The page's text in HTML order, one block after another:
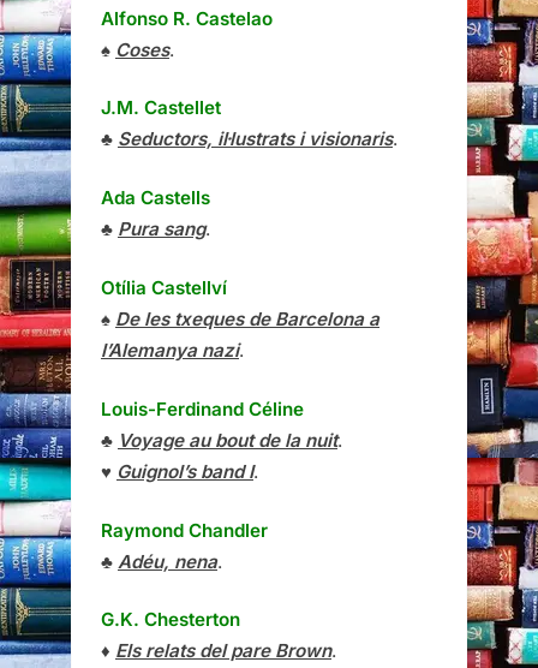
Alfonso R. Castelao
♠ Coses.
J.M. Castellet
♣ Seductors, il·lustrats i visionaris.
Ada Castells
♣ Pura sang.
Otília Castellví
♠ De les txeques de Barcelona a
l’Alemanya nazi.
Louis-Ferdinand Céline
♣ Voyage au bout de la nuit.
♥ Guignol’s band I.
Raymond Chandler
♣ Adéu, nena.
G.K. Chesterton
♦ Els relats del pare Brown.